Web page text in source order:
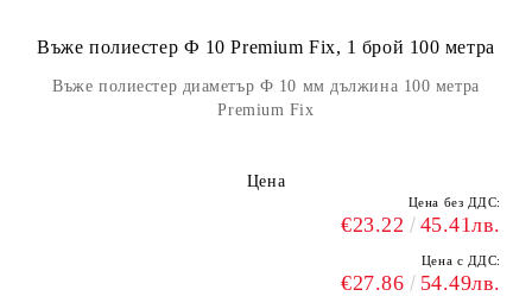
Въже полиестер Ф 10 Premium Fix, 1 брой 100 метра
Въже полиестер диаметър Ф 10 мм дължина 100 метра
Premium Fix
Цена
Цена без ДДС:
€23.22 45.41лв.
Цена с ДДС:
€27.86 54.49лв.